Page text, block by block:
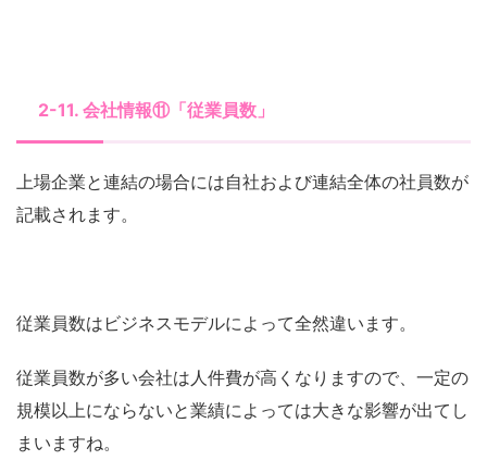
2-11. 会社情報⑪「従業員数」
上場企業と連結の場合には自社および連結全体の社員数が
記載されます。
従業員数はビジネスモデルによって全然違います。
従業員数が多い会社は人件費が高くなりますので、一定の
規模以上にならないと業績によっては大きな影響が出てし
まいますね。